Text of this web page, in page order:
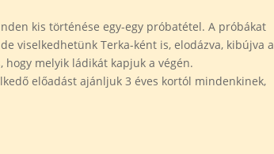
kis történése egy-egy próbatétel. A próbákat
viselkedhetünk Terka-ként is, elodázva, kibújva a
hogy melyik ládikát kapjuk a végén.
előadást ajánljuk 3 éves kortól mindenkinek,